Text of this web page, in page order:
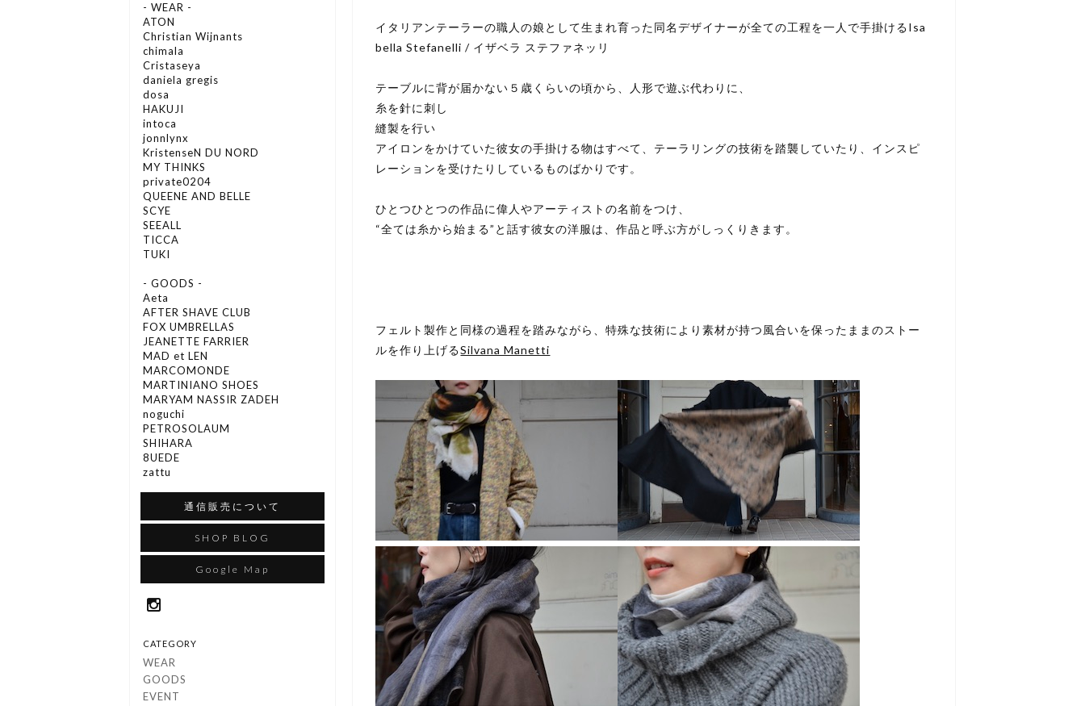
イタリアンテーラーの職人の娘として生まれ育った同名デザイナーが全ての工程を一人で手掛けるIsa
bella Stefanelli / イザベラ ステファネッリ
テーブルに背が届かない５歳くらいの頃から、人形で遊ぶ代わりに、
糸を針に刺し
縫製を行い
アイロンをかけていた彼女の手掛ける物はすべて、テーラリングの技術を踏襲していたり、インスピ
レーションを受けたりしているものばかりです。
ひとつひとつの作品に偉人やアーティストの名前をつけ、
“全ては糸から始まる”と話す彼女の洋服は、作品と呼ぶ方がしっくりきます。
フェルト製作と同様の過程を踏みながら、特殊な技術により素材が持つ風合いを保ったままのストー
ルを作り上げるSilvana Manetti
- WEAR -
ATON
Christian Wijnants
chimala
Cristaseya
daniela gregis
dosa
HAKUJI
intoca
jonnlynx
KristenseN DU NORD
MY THINKS
private0204
QUEENE AND BELLE
SCYE
SEEALL
TICCA
TUKI
- GOODS -
Aeta
AFTER SHAVE CLUB
FOX UMBRELLAS
JEANETTE FARRIER
MAD et LEN
MARCOMONDE
MARTINIANO SHOES
MARYAM NASSIR ZADEH
noguchi
PETROSOLAUM
SHIHARA
8UEDE
zattu
通信販売について
SHOP BLOG
Google Map
CATEGORY
WEAR
GOODS
EVENT